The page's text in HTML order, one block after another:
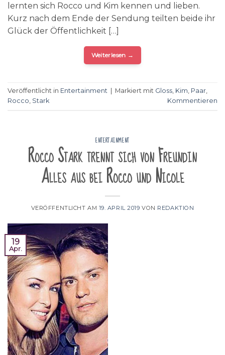
lernten sich Rocco und Kim kennen und lieben.
Kurz nach dem Ende der Sendung teilten beide ihr
Glück der Öffentlichkeit […]
Weiterlesen →
Veröffentlicht in Entertainment Markiert mit Gloss Kim Paar
Rocco Stark Kommentieren
ENTERTAINMENT
Rocco Stark trennt sich von Freundin
Alles aus bei Rocco und Nicole
VERÖFFENTLICHT AM 19. APRIL 2019 VON REDAKTION
19
Apr.